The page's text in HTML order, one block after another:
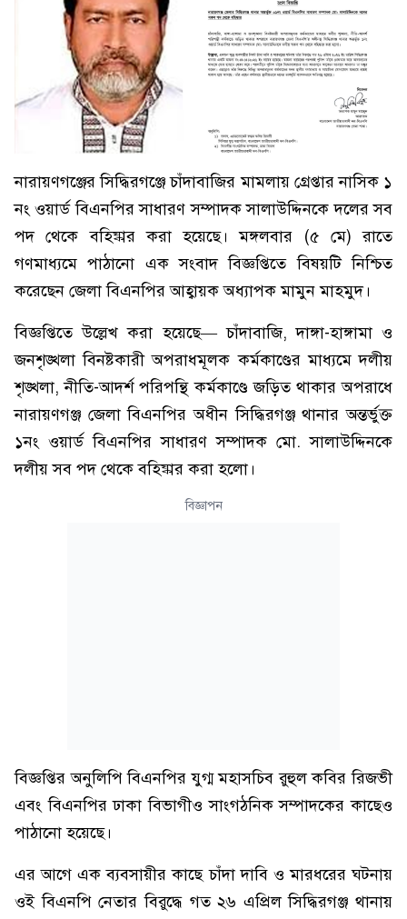
নারায়ণগঞ্জের সিদ্ধিরগঞ্জে চাঁদাবাজির মামলায় গ্রেপ্তার নাসিক ১
নং ওয়ার্ড বিএনপির সাধারণ সম্পাদক সালাউদ্দিনকে দলের সব
পদ থেকে বহিষ্কার করা হয়েছে। মঙ্গলবার (৫ মে) রাতে
গণমাধ্যমে পাঠানো এক সংবাদ বিজ্ঞপ্তিতে বিষয়টি নিশ্চিত
করেছেন জেলা বিএনপির আহ্বায়ক অধ্যাপক মামুন মাহমুদ।
বিজ্ঞপ্তিতে উল্লেখ করা হয়েছে— চাঁদাবাজি, দাঙ্গা-হাঙ্গামা ও
জনশৃঙ্খলা বিনষ্টকারী অপরাধমূলক কর্মকাণ্ডের মাধ্যমে দলীয়
শৃঙ্খলা, নীতি-আদর্শ পরিপন্থি কর্মকাণ্ডে জড়িত থাকার অপরাধে
নারায়ণগঞ্জ জেলা বিএনপির অধীন সিদ্ধিরগঞ্জ থানার অন্তর্ভুক্ত
১নং ওয়ার্ড বিএনপির সাধারণ সম্পাদক মো. সালাউদ্দিনকে
দলীয় সব পদ থেকে বহিষ্কার করা হলো।
বিজ্ঞাপন
বিজ্ঞপ্তির অনুলিপি বিএনপির যুগ্ম মহাসচিব রুহুল কবির রিজভী
এবং বিএনপির ঢাকা বিভাগীও সাংগঠনিক সম্পাদকের কাছেও
পাঠানো হয়েছে।
এর আগে এক ব্যবসায়ীর কাছে চাঁদা দাবি ও মারধরের ঘটনায়
ওই বিএনপি নেতার বিরুদ্ধে গত ২৬ এপ্রিল সিদ্ধিরগঞ্জ থানায়